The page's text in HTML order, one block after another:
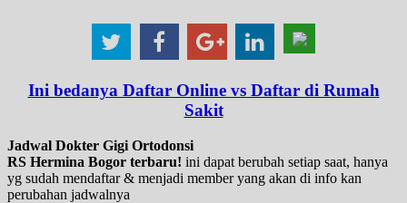
Ini bedanya Daftar Online vs Daftar di Rumah
Sakit
Jadwal Dokter Gigi Ortodonsi
RS Hermina Bogor terbaru! ini dapat berubah setiap saat, hanya
yg sudah mendaftar & menjadi member yang akan di info kan
perubahan jadwalnya